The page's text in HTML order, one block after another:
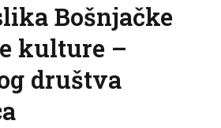
Bošnjačke
kulture –
društva